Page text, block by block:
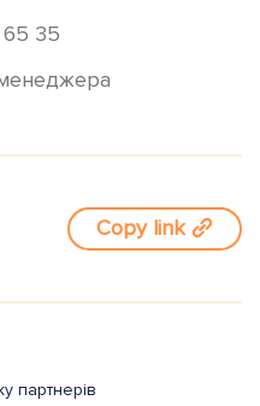
35
Copy link
партнерів